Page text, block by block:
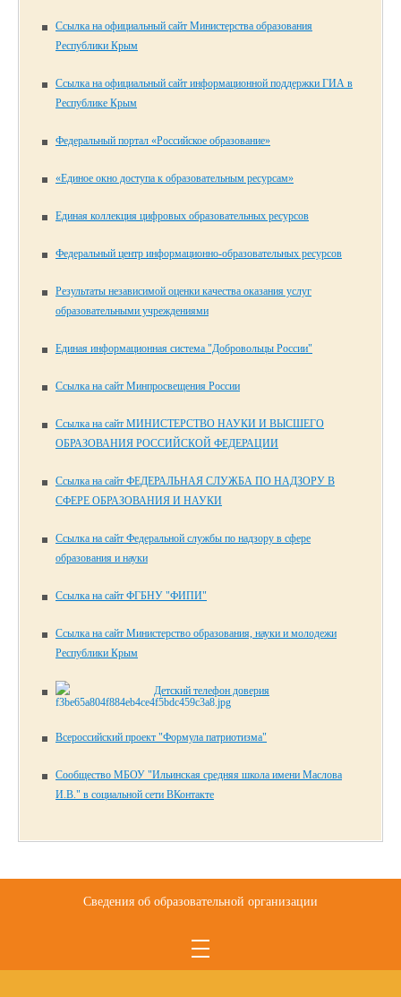
Ссылка на официальный сайт Министерства образования
Республики Крым
Ссылка на официальный сайт информационной поддержки ГИА в
Республике Крым
Федеральный портал «Российское образование»
«Единое окно доступа к образовательным ресурсам»
Единая коллекция цифровых образовательных ресурсов
Федеральный центр информационно-образовательных ресурсов
Результаты независимой оценки качества оказания услуг
образовательными учреждениями
Единая информационная система "Добровольцы России"
Ссылка на сайт Минпросвещения России
Ссылка на сайт МИНИСТЕРСТВО НАУКИ И ВЫСШЕГО
ОБРАЗОВАНИЯ РОССИЙСКОЙ ФЕДЕРАЦИИ
Ссылка на сайт ФЕДЕРАЛЬНАЯ СЛУЖБА ПО НАДЗОРУ В
СФЕРЕ ОБРАЗОВАНИЯ И НАУКИ
Ссылка на сайт Федеральной службы по надзору в сфере
образования и науки
Ссылка на сайт ФГБНУ "ФИПИ"
Ссылка на сайт Министерство образования, науки и молодежи
Республики Крым
Детский телефон доверия
Всероссийский проект "Формула патриотизма"
Сообщество МБОУ "Ильинская средняя школа имени Маслова
И.В." в социальной сети ВКонтакте
Сведения об образовательной организации